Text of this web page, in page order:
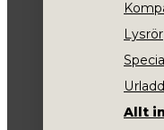
Lysrör
Allt